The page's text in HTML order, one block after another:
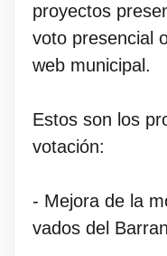
proyectos
voto presencial
web municipal.
Estos son los
votación:
- Mejora de la
vados del